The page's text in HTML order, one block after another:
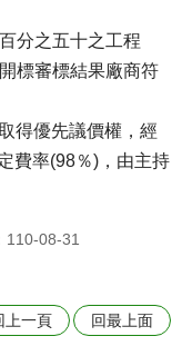
分之五十之工程
標審標結果廠商符
得優先議價權，經
費率(98％)，由主持
110-08-31
上一頁 回最上面